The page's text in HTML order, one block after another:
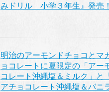
みドリル 小学３年生』発売
明治のアーモンドチョコとマ
ョコレートに夏限定の「アー
コレート沖縄塩＆ミルク」と
アチョコレート沖縄塩＆バニ